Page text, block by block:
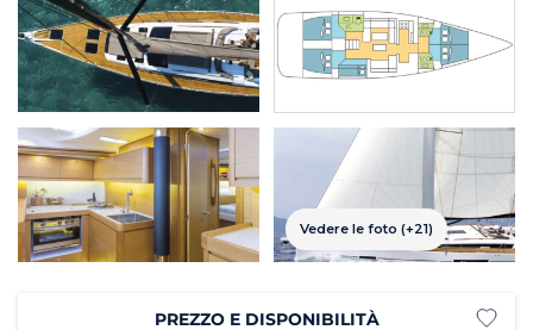
Vedere le foto (+21)
PREZZO E DISPONIBILITÀ